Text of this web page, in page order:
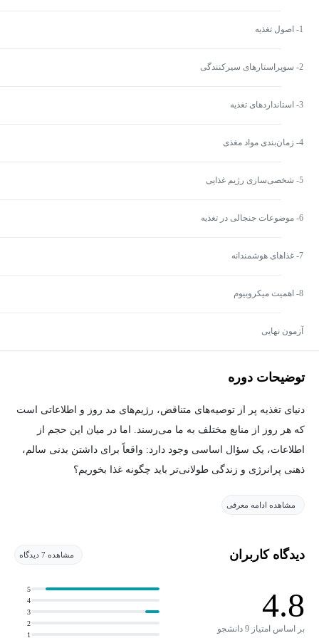
آزمون نهایی
توضیحات دوره
دنیای تغذیه پر از توصیه‌های متناقض، رژیم‌های مد روز و اطلاعاتی است
که هر روز از منابع مختلف به ما می‌رسند. اما در میان این حجم از
اطلاعات، یک سؤال اساسی وجود دارد: واقعاً برای داشتن بدنی سالم،
ذهنی پرانرژی و زندگی طولانی‌تر باید چگونه غذا بخوریم؟
در این دوره، با اصول علمی تغذیه آشنا می‌شوید و یاد می‌گیرید چگونه
برسید. از شناخت درشت‌مغذی‌ها و ریزمغذی‌ها گرفته تا نقش غذاهای
کامل، تأثیر غذاهای فوق‌فرآوری‌شده، زمان‌بندی وعده‌های غذایی و
انتخاب الگوی غذایی مناسب، همه موضوعات به زبانی ساده و کاربردی
بررسی می‌شوند.
مشاهده ادامه معرفی
دیدگاه کاربران مشاهده 7 دیدگاه
4.8
بر اساس امتیاز 9 دانشجو
1
2
3
4
5